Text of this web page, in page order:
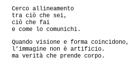
Cerco allineamento
tra ciò che sei,
ciò che fai
e come lo comunichi.
Quando visione e forma coincidono,
l’immagine non è artificio.
ma verità che prende corpo.